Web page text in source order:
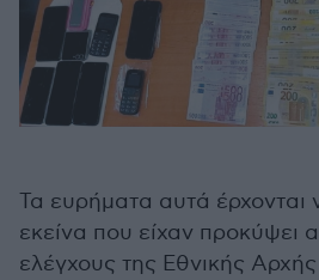
Τα ευρήματα αυτά
εκείνα που είχαν προκύψει
ελέγχους της Εθνικής